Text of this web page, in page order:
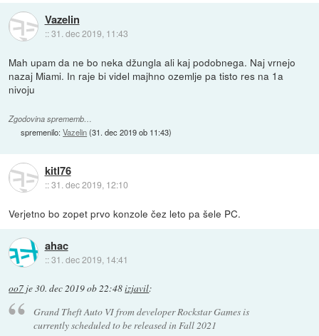
Vazelin
::31. dec 2019, 11:43
Mah upam da ne bo neka džungla ali kaj podobnega. Naj vrnejo
nazaj Miami. In raje bi videl majhno ozemlje pa tisto res na 1a
nivoju
Zgodovina sprememb…
spremenilo:Vazelin(31. dec 2019 ob 11:43)
kitl76
::31. dec 2019, 12:10
Verjetno bo zopet prvo konzole čez leto pa šele PC.
ahac
::31. dec 2019, 14:41
oo7 je30. dec 2019 ob 22:48izjavil:
Grand Theft Auto VI from developer Rockstar Games is
currently scheduled to be released in Fall 2021